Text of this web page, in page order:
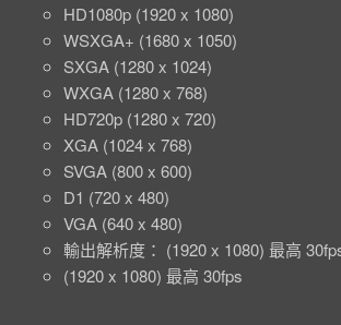
HD1080p (1920 x 1080)
WSXGA+ (1680 x 1050)
SXGA (1280 x 1024)
WXGA (1280 x 768)
HD720p (1280 x 720)
XGA (1024 x 768)
SVGA (800 x 600)
D1 (720 x 480)
VGA (640 x 480)
輸出解析度： (1920 x 1080) 最高
(1920 x 1080) 最高 30fps